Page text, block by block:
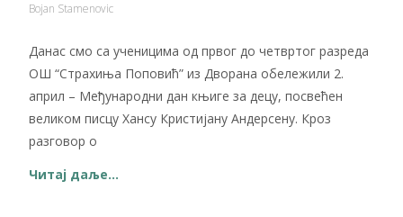
Bojan Stamenovic
Данас смо са ученицима од првог до четвртог разреда
ОШ “Страхиња Поповић” из Дворана обележили 2.
април – Међународни дан књиге за децу, посвећен
великом писцу Хансу Кристијану Андерсену. Кроз
разговор о
Читај даље…